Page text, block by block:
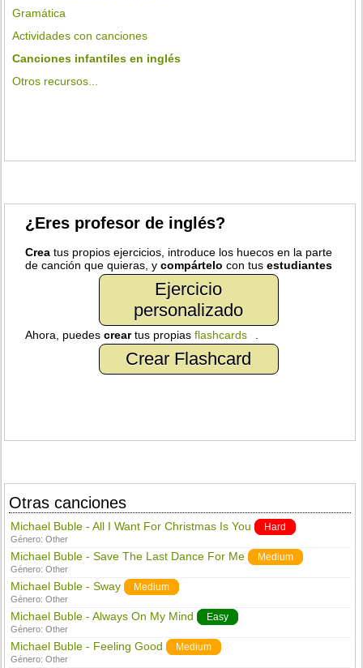
Gramática
Actividades con canciones
Canciones infantiles en inglés
Otros recursos...
¿Eres profesor de inglés?
Crea tus propios ejercicios, introduce los huecos en la parte
de canción que quieras, ycompártelo con tusestudiantes
Ejercicio
personalizado
Ahora, puedescreartus propiasflashcards .
Crear Flashcard
Otras canciones
Michael Buble - All I Want For Christmas Is You Hard
Género:Other
Michael Buble - Save The Last Dance For Me Medium
Género:Other
Michael Buble - Sway Medium
Género:Other
Michael Buble - Always On My Mind Easy
Género:Other
Michael Buble - Feeling Good Medium
Género:Other